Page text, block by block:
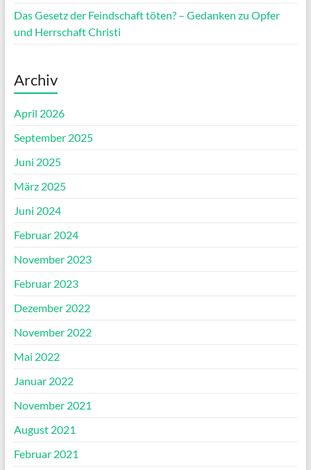
Das Gesetz der Feindschaft töten? – Gedanken zu Opfer
und Herrschaft Christi
Archiv
April 2026
September 2025
Juni 2025
März 2025
Juni 2024
Februar 2024
November 2023
Februar 2023
Dezember 2022
November 2022
Mai 2022
Januar 2022
November 2021
August 2021
Februar 2021